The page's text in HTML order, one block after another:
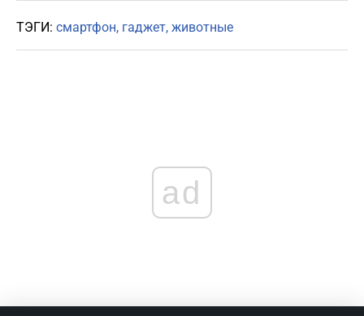
ТЭГИ: смартфон гаджет животные
ad